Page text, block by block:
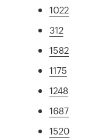
1022
312
1582
1175
1248
1687
1520